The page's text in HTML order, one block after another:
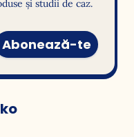
și studii de caz.
Abonează-te